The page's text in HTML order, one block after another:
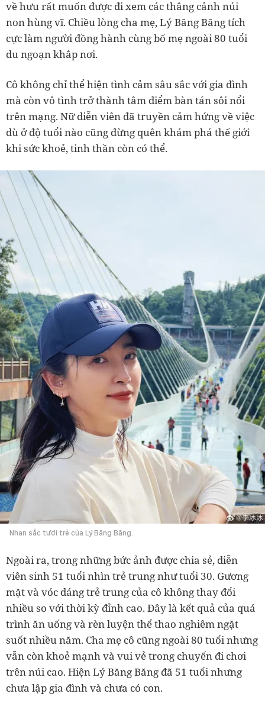
về hưu rất muốn được đi xem các thắng cảnh núi
non hùng vĩ. Chiều lòng cha mẹ, Lý Băng Băng tích
cực làm người đồng hành cùng bố mẹ ngoài 80 tuổi
du ngoạn khắp nơi.
Cô không chỉ thể hiện tình cảm sâu sắc với gia đình
mà còn vô tình trở thành tâm điểm bàn tán sôi nổi
trên mạng. Nữ diễn viên đã truyền cảm hứng về việc
dù ở độ tuổi nào cũng đừng quên khám phá thế giới
khi sức khoẻ, tinh thần còn có thể.
Nhan sắc tươi trẻ của Lý Băng Băng.
Ngoài ra, trong những bức ảnh được chia sẻ, diễn
viên sinh 51 tuổi nhìn trẻ trung như tuổi 30. Gương
mặt và vóc dáng trẻ trung của cô không thay đổi
nhiều so với thời kỳ đỉnh cao. Đây là kết quả của quá
trình ăn uống và rèn luyện thể thao nghiêm ngặt
suốt nhiều năm. Cha mẹ cô cũng ngoài 80 tuổi nhưng
vẫn còn khoẻ mạnh và vui vẻ trong chuyến đi chơi
trên núi cao. Hiện Lý Băng Băng đã 51 tuổi nhưng
chưa lập gia đình và chưa có con.